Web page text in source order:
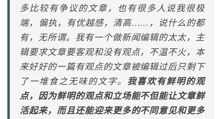
多比较有争议的文章，也有很多人说我很极
端，偏执，有优越感，清高……，说什么的都
有，无所谓。我有一个做新闻编辑的太太，主
辑要求文章要客观和没有观点，不温不火，本
来好好的一篇有观点的文章被编辑过后只剩下
了一堆食之无味的文字。 我喜欢有鲜明的观
点，因为鲜明的观点和立场能不但能让文章鲜
活起来，而且还能迎来更多的不同意见和更多